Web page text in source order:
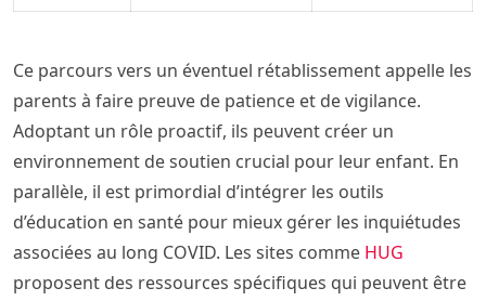
Ce parcours vers un éventuel rétablissement appelle les
parents à faire preuve de patience et de vigilance.
Adoptant un rôle proactif, ils peuvent créer un
environnement de soutien crucial pour leur enfant. En
parallèle, il est primordial d’intégrer les outils
d’éducation en santé pour mieux gérer les inquiétudes
associées au long COVID. Les sites comme HUG
proposent des ressources spécifiques qui peuvent être